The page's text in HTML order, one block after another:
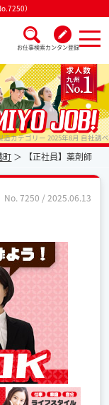
）
お仕事検索カンタン登録
カテゴリー 2025年8月 自社調べ
町 【正社員】薬剤師
No. 7250 / 2025.06.13